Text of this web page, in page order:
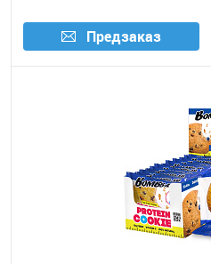
Предзаказ